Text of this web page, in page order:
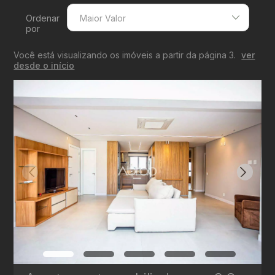
Ordenar
por
Maior Valor
Maior Valor
Menor Área
Maior Área
Você está visualizando os imóveis a partir da página 3.
ver
desde o início